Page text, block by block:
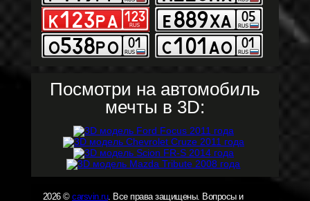
Посмотри на автомобиль
мечты в 3D:
2026 © carsvin.ru. Все права защищены. Вопросы и